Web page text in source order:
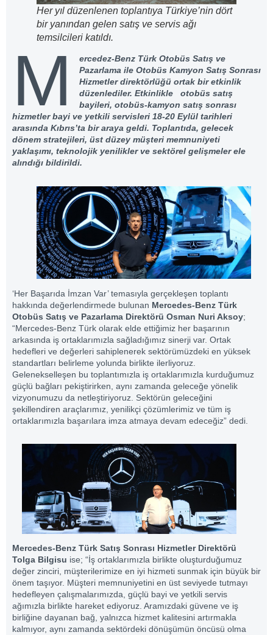
Her yıl düzenlenen toplantıya Türkiye’nin dört
bir yanından gelen satış ve servis ağı
temsilcileri katıldı.
M
ercedez-Benz Türk Otobüs Satış ve
Pazarlama ile Otobüs Kamyon Satış Sonrası
Hizmetler direktörlüğü ortak bir etkinlik
düzenlediler. Etkinlikle otobüs satış
bayileri, otobüs-kamyon satış sonrası
hizmetler bayi ve yetkili servisleri 18-20 Eylül tarihleri
arasında Kıbrıs’ta bir araya geldi. Toplantıda, gelecek
dönem stratejileri, üst düzey müşteri memnuniyeti
yaklaşımı, teknolojik yenilikler ve sektörel gelişmeler ele
alındığı bildirildi.
‘Her Başarıda İmzan Var’ temasıyla gerçekleşen toplantı
hakkında değerlendirmede bulunan Mercedes-Benz Türk
Otobüs Satış ve Pazarlama Direktörü Osman Nuri Aksoy;
“Mercedes-Benz Türk olarak elde ettiğimiz her başarının
arkasında iş ortaklarımızla sağladığımız sinerji var. Ortak
hedefleri ve değerleri sahiplenerek sektörümüzdeki en yüksek
standartları belirleme yolunda birlikte ilerliyoruz.
Gelenekselleşen bu toplantımızla iş ortaklarımızla kurduğumuz
güçlü bağları pekiştirirken, aynı zamanda geleceğe yönelik
vizyonumuzu da netleştiriyoruz. Sektörün geleceğini
şekillendiren araçlarımız, yenilikçi çözümlerimiz ve tüm iş
ortaklarımızla başarılara imza atmaya devam edeceğiz” dedi.
Mercedes-Benz Türk Satış Sonrası Hizmetler Direktörü
Tolga Bilgisu ise; “İş ortaklarımızla birlikte oluşturduğumuz
değer zinciri, müşterilerimize en iyi hizmeti sunmak için büyük bir
önem taşıyor. Müşteri memnuniyetini en üst seviyede tutmayı
hedefleyen çalışmalarımızda, güçlü bayi ve yetkili servis
ağımızla birlikte hareket ediyoruz. Aramızdaki güvene ve iş
birliğine dayanan bağ, yalnızca hizmet kalitesini artırmakla
kalmıyor, aynı zamanda sektördeki dönüşümün öncüsü olma